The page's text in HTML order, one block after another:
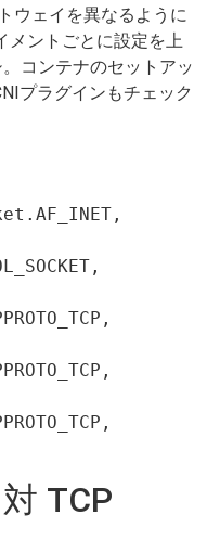
ウェイを異なるように
メントごとに設定を上
コンテナのセットアッ
プラグインもチェック
TCP